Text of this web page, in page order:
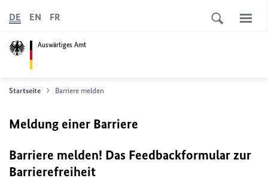
Auswärtiges Amt
DE EN FR
Startseite Barriere melden
Meldung einer Barriere
Barriere melden! Das Feedbackformular zur
Barrierefreiheit